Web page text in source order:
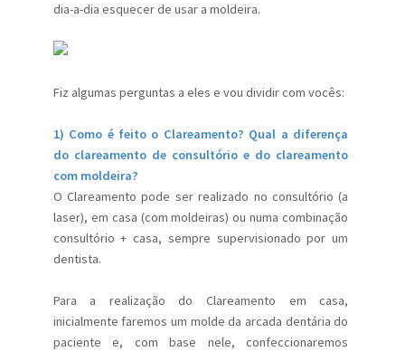
dia-a-dia esquecer de usar a moldeira.
Fiz algumas perguntas a eles e vou dividir com vocês:
1) Como é feito o Clareamento? Qual a diferença
do clareamento de consultório e do clareamento
com moldeira?
O Clareamento pode ser realizado no consultório (a
laser), em casa (com moldeiras) ou numa combinação
consultório + casa, sempre supervisionado por um
dentista.
Para a realização do Clareamento em casa,
inicialmente faremos um molde da arcada dentária do
paciente e, com base nele, confeccionaremos